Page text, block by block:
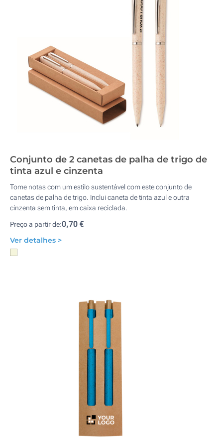
Conjunto de 2 canetas de palha de trigo de
tinta azul e cinzenta
Tome notas com um estilo sustentável com este conjunto de
canetas de palha de trigo. Inclui caneta de tinta azul e outra
cinzenta sem tinta, em caixa reciclada.
Preço a partir de:0,70 €
Ver detalhes >